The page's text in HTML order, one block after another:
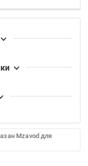
Mzavod для